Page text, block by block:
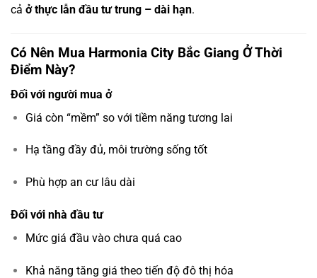
cả ở thực lẫn đầu tư trung – dài hạn.
Có Nên Mua Harmonia City Bắc Giang Ở Thời
Điểm Này?
Đối với người mua ở
Giá còn “mềm” so với tiềm năng tương lai
Hạ tầng đầy đủ, môi trường sống tốt
Phù hợp an cư lâu dài
Đối với nhà đầu tư
Mức giá đầu vào chưa quá cao
Khả năng tăng giá theo tiến độ đô thị hóa